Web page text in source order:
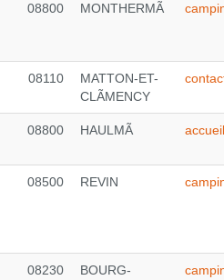
08800 MONTHERMÃ
08110
MATTON-ET-
CLÃMENCY
08800 HAULMÃ
08500 REVIN
08230
BOURG-